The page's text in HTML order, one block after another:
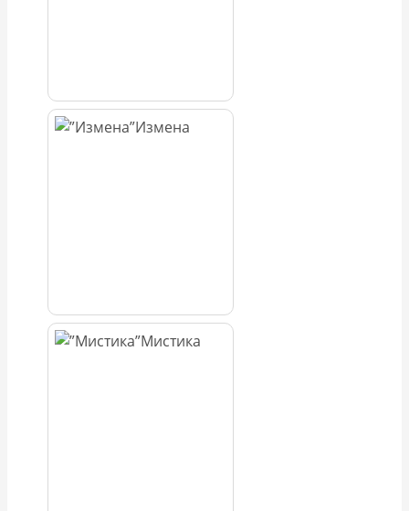
Измена
Мистика